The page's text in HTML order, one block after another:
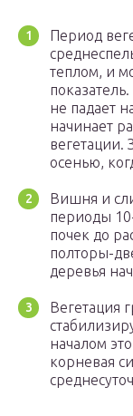
Период
теплом, и
не падает
начинает
вегетации.
осенью,
Вишня и
периоды
почек до
полторы-
деревья
Вегетация
началом
корневая